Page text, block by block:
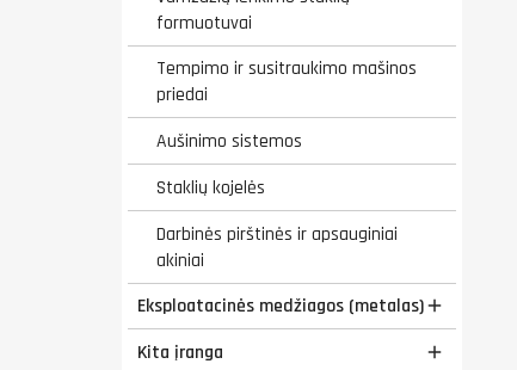
formuotuvai
Tempimo ir susitraukimo mašinos
priedai
Aušinimo sistemos
Staklių kojelės
Darbinės pirštinės ir apsauginiai
akiniai
Eksploatacinės medžiagos (metalas)
Kita įranga 